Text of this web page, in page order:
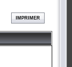
IMPRIMER